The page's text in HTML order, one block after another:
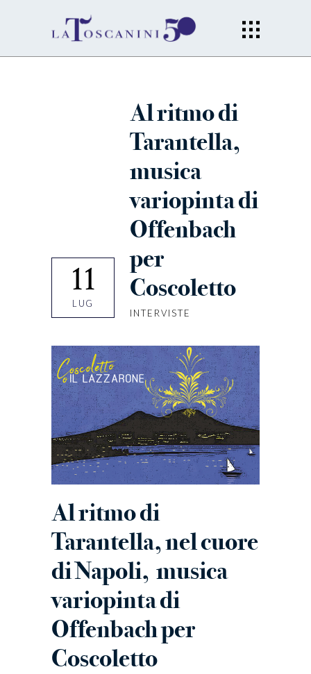
11
LUG
Al ritmo di
Tarantella,
musica
variopinta di
Offenbach
per
Coscoletto
INTERVISTE
Al ritmo di
Tarantella, nel cuore
di Napoli, musica
variopinta di
Offenbach per
Coscoletto